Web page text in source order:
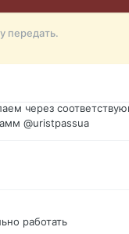
передать.
форума?т из э
в оформлении
через
@uristpassua
работать